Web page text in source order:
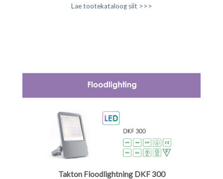
Lae tootekataloog siit >>>
Takton Floodlightning DKF 300